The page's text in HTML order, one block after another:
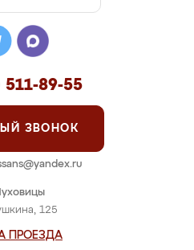
125
ПРОЕЗДА
511-89-55
ЗВОНОК